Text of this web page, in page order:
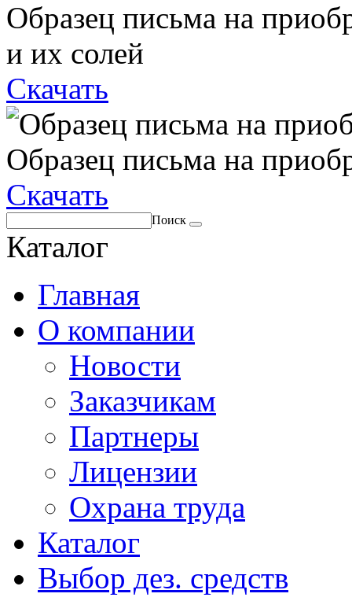
Образец письма на
и их солей
Скачать
Образец письма на
Скачать
Поиск
Каталог
Главная
О компании
Новости
Заказчикам
Партнеры
Лицензии
Охрана труда
Каталог
Выбор дез. средств